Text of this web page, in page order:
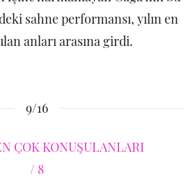
sahne performansı, yılın en
anları arasına girdi.
9/16